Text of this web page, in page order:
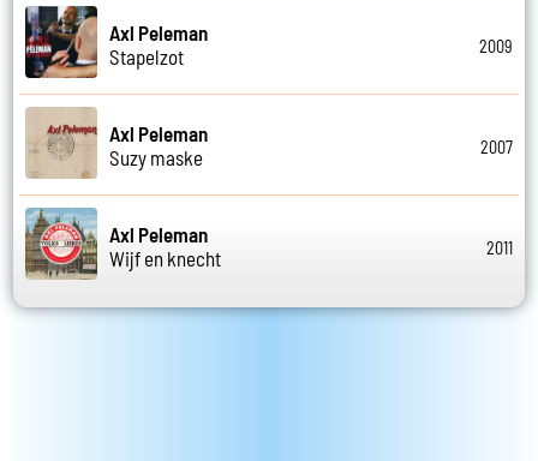
Axl Peleman
Stapelzot
2009
Axl Peleman
Suzy maske
2007
Axl Peleman
Wijf en knecht
2011